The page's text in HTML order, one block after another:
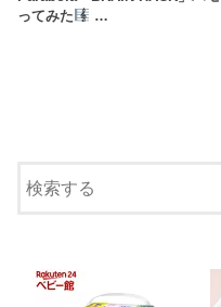
ってみた
…